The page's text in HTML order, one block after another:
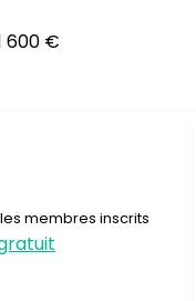
600 €
membres inscrits